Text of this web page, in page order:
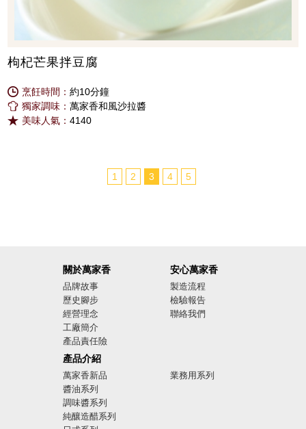
枸杞芒果拌豆腐
烹飪時間：約10分鐘
獨家調味：萬家香和風沙拉醬
美味人氣：4140
1 2 3 4 5
關於萬家香
品牌故事
歷史腳步
經營理念
工廠簡介
產品責任險
廣告影音
產品介紹
萬家香新品
醬油系列
調味醬系列
純釀造醋系列
業務用系列
安心萬家香
製造流程
檢驗報告
聯絡我們